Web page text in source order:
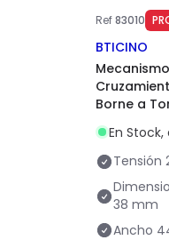
Ref83010
BTICINO
Borne a
NT4004M2N
En
Tensión
38 mm
Ancho